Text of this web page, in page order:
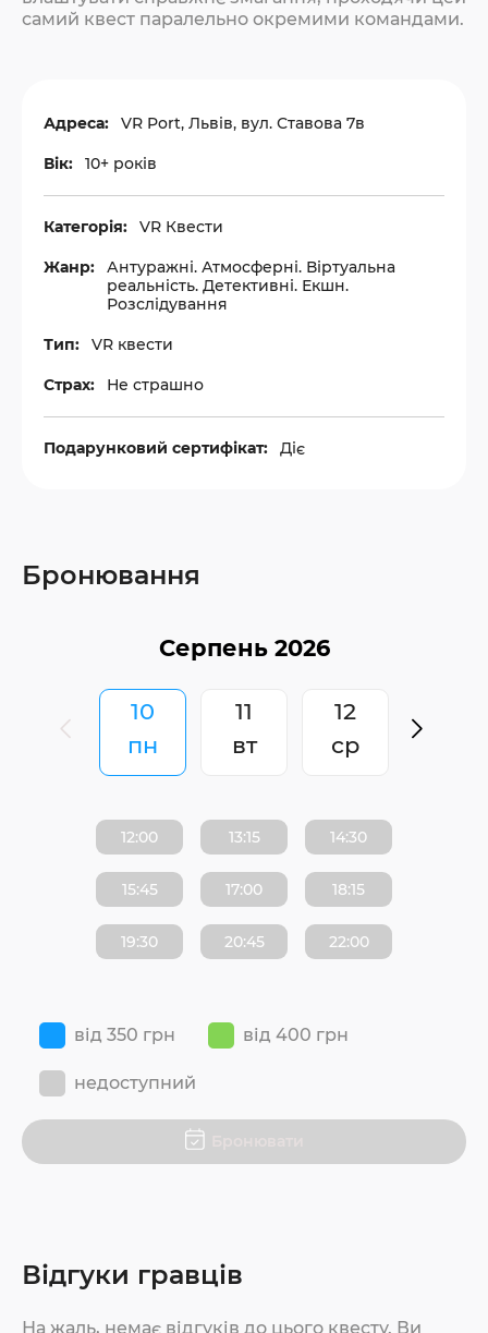
самий квест паралельно окремими командами.
Адреса: VR Port, Львів, вул. Ставова 7в
Вік: 10+ років
Категорія: VR Квести
Жанр:
Антуражні. Атмосферні. Віртуальна
реальність. Детективні. Екшн.
Розслідування
Тип: VR квести
Страх: Не страшно
Подарунковий сертифікат: Діє
Бронювання
10
пн
11
вт
12
ср
12:00 13:15 14:30
15:45 17:00 18:15
19:30 20:45 22:00
від 350 грн від 400 грн
недоступний
Відгуки гравців
На жаль, немає відгуків до цього квесту. Ви